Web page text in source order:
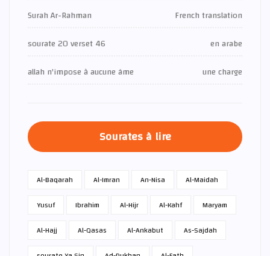
Surah Ar-Rahman
French translation
sourate 20 verset 46
en arabe
allah n'impose à aucune âme
une charge
Sourates à lire
Al-Baqarah Al-Imran An-Nisa
Al-Maidah
Yusuf
Ibrahim Al-Hijr Al-Kahf
Maryam
Al-Hajj
Al-Qasas Al-Ankabut
As-Sajdah